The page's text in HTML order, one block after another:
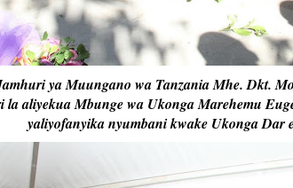
ya Muungano wa Tanzania Mhe. Dkt.
la aliyekua Mbunge wa Ukonga Marehemu
yaliyofanyika nyumbani kwake Ukonga Dar